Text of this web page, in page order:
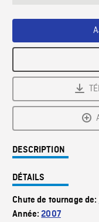
DESCRIPTION
DÉTAILS
Chute de tournage de:
Année:2007